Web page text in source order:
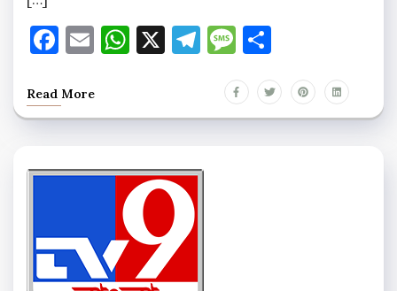
Facebook
EmailWhatsApp
X Telegram
Message
Read More